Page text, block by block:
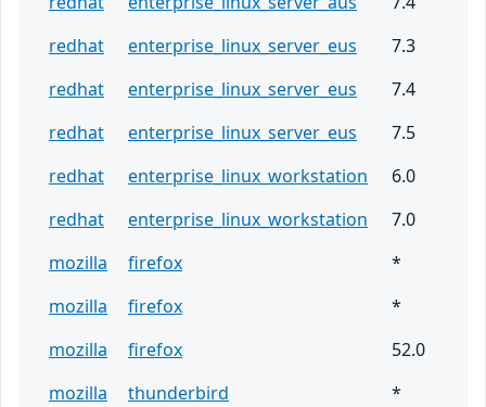
redhat
enterprise_linux_server_eus
7.3
redhat
enterprise_linux_server_eus
7.4
redhat
enterprise_linux_server_eus
7.5
redhat
enterprise_linux_workstation
6.0
redhat
enterprise_linux_workstation
7.0
mozilla
firefox
*
mozilla
firefox
*
mozilla
firefox
52.0
mozilla
thunderbird *